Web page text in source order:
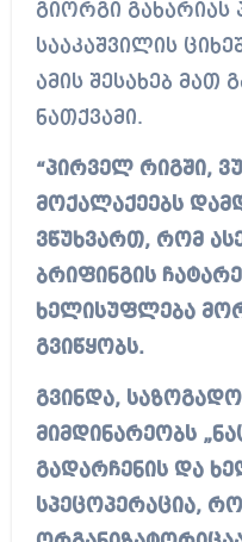
გიორგი გახარიას პარტია მიხეილ
სააკაშვილის
ამის შესახებ მათ
ნათქვამი.
“პირველ რიგში,
მოქალაქეებს
ვწუხვართ, რომ
ბრიფინგის
ხელისუფლება
გვიწყობს.
გვინდა,
მიმდინარეობს
გადარჩენის და
სპეცოპერაცია,